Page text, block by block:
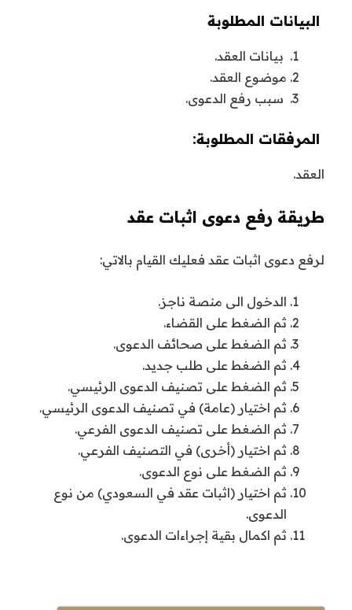
البيانات المطلوبة
بيانات العقد.
موضوع العقد.
سبب رفع الدعوى.
المرفقات المطلوبة:
العقد.
طريقة رفع دعوى اثبات عقد
لرفع دعوى اثبات عقد فعليك القيام بالاتي:
الدخول الى منصة ناجز.
ثم الضغط على القضاء.
ثم الضغط على صحائف الدعوى.
ثم الضغط على طلب جديد.
ثم الضغط على تصنيف الدعوى الرئيسي.
ثم اختيار (عامة) في تصنيف الدعوى الرئيسي.
ثم الضغط على تصنيف الدعوى الفرعي.
ثم اختيار (أخرى) في التصنيف الفرعي.
ثم الضغط على نوع الدعوى.
ثم اختيار (اثبات عقد في السعودي) من نوع
الدعوى.
ثم اكمال بقية إجراءات الدعوى.